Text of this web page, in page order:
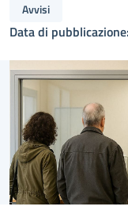
Avvisi
Data di pubblicazione: